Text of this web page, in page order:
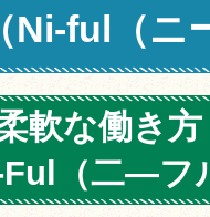
Ni-ful（ニ
軟な働き
（二―フ